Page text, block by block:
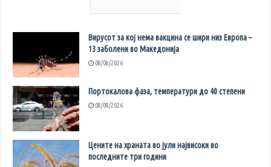
Вирусот за кој нема вакцина се шири низ Европа –
13 заболени во Македонија
08/08/2026
Портокалова фаза, температури до 40 степени
08/08/2026
Цените на храната во јули највисоки во
последните три години